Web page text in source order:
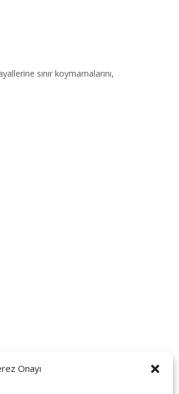
Onayı
sınır koymamalarını,